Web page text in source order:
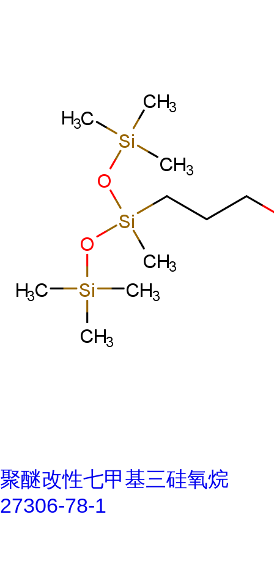
聚醚改性七甲基三硅氧烷
27306-78-1